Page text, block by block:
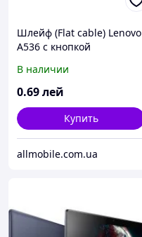
Шлейф (Flat cable) Lenovo
A536 с кнопкой
громкости
В наличии
0.69лей
Купить
allmobile.com.ua